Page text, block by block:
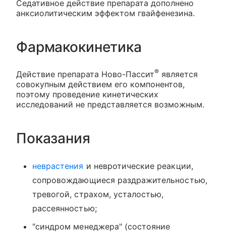
Седативное действие препарата дополнено
анксиолитическим эффектом гвайфенезина.
Фармакокинетика
Действие препарата Ново-Пассит® является
совокупным действием его компонентов,
поэтому проведение кинетических
исследований не представляется возможным.
Показания
неврастения и невротические реакции,
сопровождающиеся раздражительностью,
тревогой, страхом, усталостью,
рассеянностью;
"синдром менеджера" (состояние